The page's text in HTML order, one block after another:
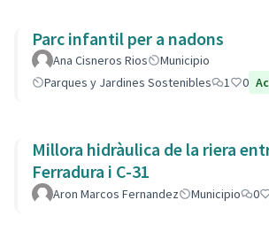
Parc infantil per a nadons
Ana Cisneros Rios
Municipio
Parques y Jardines Sostenibles
1 0
Millora hidràulica de la riera
Ferradura i C-31
Aron Marcos Fernandez Municipio 0